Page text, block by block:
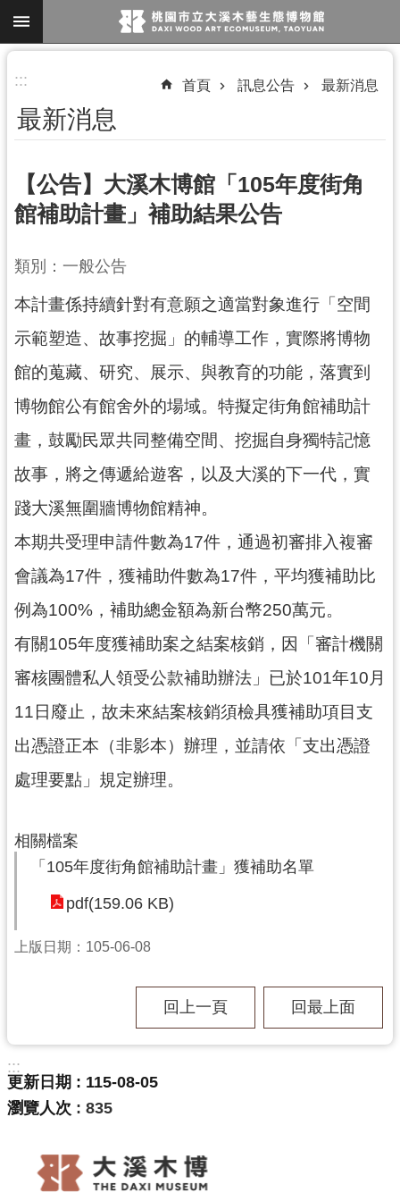
跳到主要內容區塊
搜
尋
資
訊
展
民
服
動
研
究
學
資
源
認
木
博
息
公
工
園
與
文
創
::: 首頁 訊息公告 最新消息
最新消息
【公告】大溪木博館「105年度街角
館補助計畫」補助結果公告
類別：一般公告
本計畫係持續針對有意願之適當對象進行「空間
示範塑造、故事挖掘」的輔導工作，實際將博物
館的蒐藏、研究、展示、與教育的功能，落實到
博物館公有館舍外的場域。特擬定街角館補助計
畫，鼓勵民眾共同整備空間、挖掘自身獨特記憶
故事，將之傳遞給遊客，以及大溪的下一代，實
踐大溪無圍牆博物館精神。
本期共受理申請件數為17件，通過初審排入複審
會議為17件，獲補助件數為17件，平均獲補助比
例為100%，補助總金額為新台幣250萬元。
有關105年度獲補助案之結案核銷，因「審計機關
審核團體私人領受公款補助辦法」已於101年10月
11日廢止，故未來結案核銷須檢具獲補助項目支
出憑證正本（非影本）辦理，並請依「支出憑證
處理要點」規定辦理。
相關檔案
「105年度街角館補助計畫」獲補助名單
pdf(159.06 KB)
上版日期：105-06-08
回上一頁 回最上面
:::
更新日期
115-08-05
瀏覽人次
835